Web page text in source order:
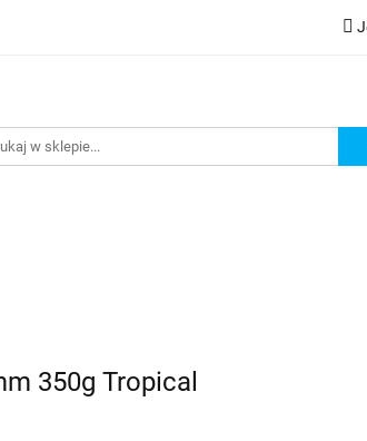
350g Tropical